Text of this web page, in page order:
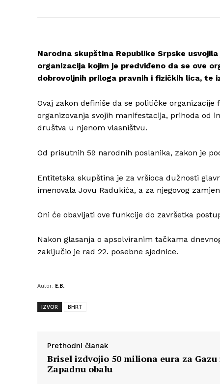
Narodna skupština Republike Srpske
organizacija kojim je predviđeno da se ove
dobrovoljnih priloga pravnih i fizičkih lica, te
Ovaj zakon definiše da se političke
organizovanja svojih manifestacija, prihoda od
društva u njenom vlasništvu.
Od prisutnih 59 narodnih poslanika, zakon je
Entitetska skupština je za vršioca dužnosti
imenovala Jovu Radukića, a za njegovog
Oni će obavljati ove funkcije do završetka
Nakon glasanja o apsolviranim tačkama
zaključio je rad 22. posebne sjednice.
Autor: E.B.
IZVOR BHRT
Prethodni članak
Brisel izdvojio 50 miliona eura za Gazu
Zapadnu obalu